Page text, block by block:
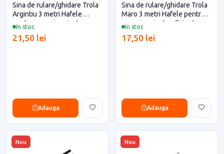
In stoc
Sina de rulare/ghidare Trola
Argintiu 3 metri Hafele
pentru casa si proiecte
21,50 lei
Adauga
In stoc
Sina de rulare/ghidare Trola
Maro 3 metri Hafele pentru
casa si proiecte eficiente
17,50 lei
Adauga
Nou Nou